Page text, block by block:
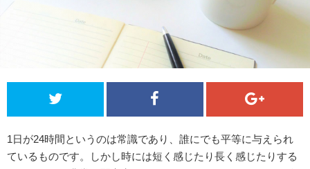
1日が24時間というのは常識であり、誰にでも平等に与えられ
ているものです。しかし時には短く感じたり長く感じたりする